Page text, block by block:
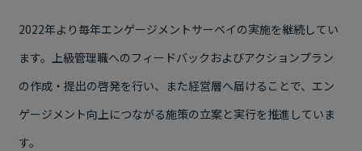
2022年より毎年エンゲージメントサーベイの実施を継続してい
ます。上級管理職へのフィードバックおよびアクションプラン
の作成・提出の啓発を行い、また経営層へ届けることで、エン
ゲージメント向上につながる施策の立案と実行を推進していま
す。